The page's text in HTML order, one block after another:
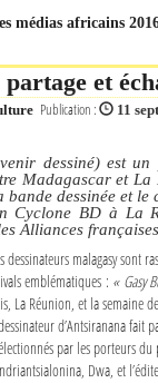
médias africains
et
Publication : 11
dessiné) est un
Madagascar et La
dessinée et le
Cyclone BD à La
Alliances
malagasy sont
emblématiques : « Gasy
La Réunion, et la semaine
d’Antsiranana fait
par les porteurs
Dwa, et